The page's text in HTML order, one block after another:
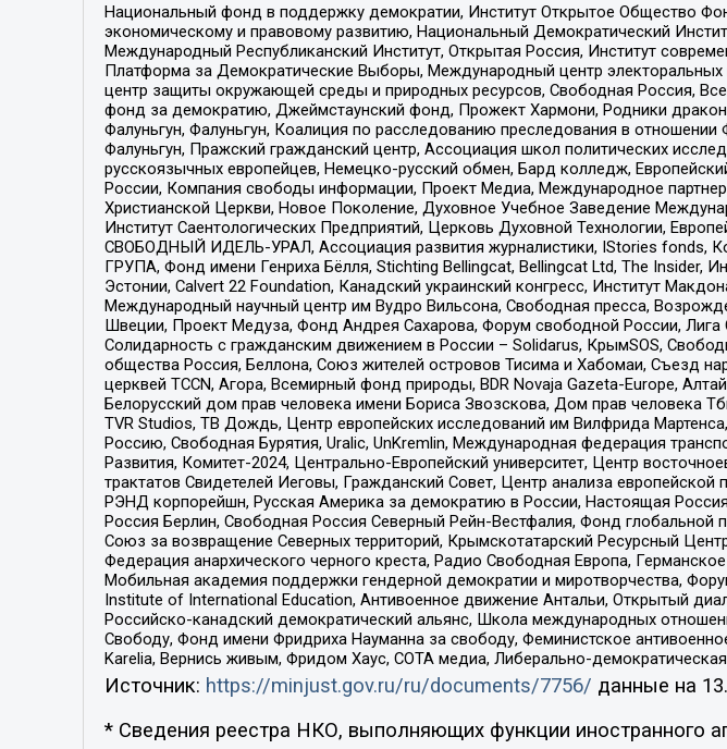
Национальный фонд в поддержку демократии, Институт Открытое Общество
экономическому и правовому развитию, Национальный Демократический
Международный Республиканский Институт, Открытая Россия, Институт
Платформа за Демократические Выборы, Международный центр
центр защиты окружающей среды и природных ресурсов, Свободная Россия,
фонд за демократию, Джеймстаунский фонд, Прожект Хармони, Родники
Фалуньгун, Фалуньгун, Коалиция по расследованию преследования в
Фалуньгун, Пражский гражданский центр, Ассоциация школ политических
русскоязычных европейцев, Немецко-русский обмен, Бард колледж,
России, Компания свободы информации, Проект Медиа, Международное
Христианской Церкви, Новое Поколение, Духовное Учебное Заведение
Институт Саентологических Предприятий, Церковь Духовной Технологии,
СВОБОДНЫЙ ИДЕЛЬ-УРАЛ, Ассоциация развития журналистики, IStories
ГРУПА, Фонд имени Генриха Бёлля, Stichting Bellingcat, Bellingcat Ltd, The Insider,
Эстонии, Calvert 22 Foundation, Канадский украинский конгресс, Институт
Международный научный центр им Вудро Вильсона, Свободная пресса,
Швеции, Проект Медуза, Фонд Андрея Сахарова, Форум свободной России,
Солидарность с гражданским движением в России – Solidarus, КрымSOS,
общества Россия, Беллона, Союз жителей островов Тисима и Хабомаи, Съезд
церквей TCCN, Агора, Всемирный фонд природы, BDR Novaja Gazeta-Europe,
Белорусский дом прав человека имени Бориса Звозскова, Дом прав человека
TVR Studios, ТВ Дождь, Центр европейских исследований им Вилфрида
Россию, Свободная Бурятия, Uralic, UnKremlin, Международная федерация
Развития, Комитет-2024, Центрально-Европейский университет, Центр
трактатов Свидетелей Иеговы, Гражданский Совет, Центр анализа
РЭНД корпорейшн, Русская Америка за демократию в России, Настоящая
Россия Берлин, Свободная Россия Северный Рейн-Вестфалия, Фонд
Союз за возвращение Северных территорий, Крымскотатарский Ресурсный
Федерация анархического черного креста, Радио Свободная Европа,
Мобильная академия поддержки гендерной демократии и миротворчества,
Institute of International Education, Антивоенное движение Антальи, Открытый
Российско-канадский демократический альянс, Школа международных
Свободу, Фонд имени Фридриха Науманна за свободу, Феминистское
Karelia, Вернись живым, Фридом Хаус, СОТА медиа, Либерально-
Источник: https://minjust.gov.ru/ru/documents/7756/ данные на
* Сведения реестра НКО, выполняющих функции иностранного